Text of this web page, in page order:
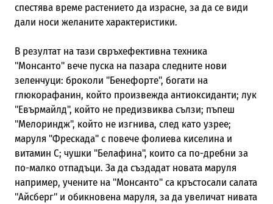
спестява време растението да израсне, за да се види
дали носи желаните характеристики.
В резултат на тази свръхефективна техника
"Монсанто" вече пуска на пазара следните нови
зеленчуци: броколи "Бенефорте", богати на
глюкорафанин, който произвежда антиоксиданти; лук
"Евърмайлд", който не предизвиква сълзи; пъпеш
"Мелориндж", който не изгнива, след като узрее;
маруля "Фрескада" с повече фолиева киселина и
витамин С; чушки "Белафина", които са по-дребни за
по-малко отпадъци. За да създадат новата маруля
например, учените на "Монсанто" са кръстосали салата
"Айсберг" и обикновена маруля, за да увеличат нивата